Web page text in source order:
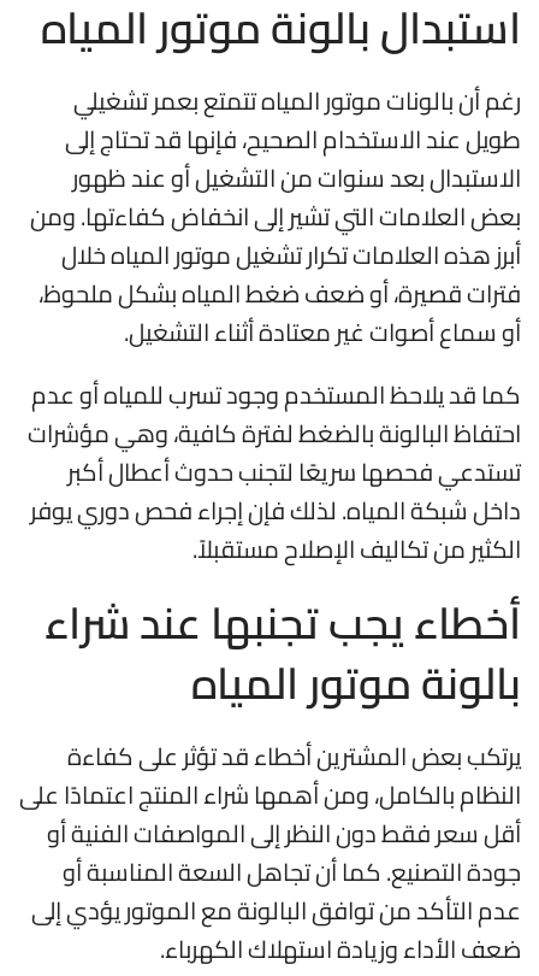
استبدال بالونة موتور المياه
رغم أن بالونات موتور المياه تتمتع بعمر تشغيلي
طويل عند الاستخدام الصحيح، فإنها قد تحتاج إلى
الاستبدال بعد سنوات من التشغيل أو عند ظهور
بعض العلامات التي تشير إلى انخفاض كفاءتها. ومن
أبرز هذه العلامات تكرار تشغيل موتور المياه خلال
فترات قصيرة، أو ضعف ضغط المياه بشكل ملحوظ،
أو سماع أصوات غير معتادة أثناء التشغيل.
كما قد يلاحظ المستخدم وجود تسرب للمياه أو عدم
احتفاظ البالونة بالضغط لفترة كافية، وهي مؤشرات
تستدعي فحصها سريعًا لتجنب حدوث أعطال أكبر
داخل شبكة المياه. لذلك فإن إجراء فحص دوري يوفر
الكثير من تكاليف الإصلاح مستقبلاً.
أخطاء يجب تجنبها عند شراء
بالونة موتور المياه
يرتكب بعض المشترين أخطاء قد تؤثر على كفاءة
النظام بالكامل، ومن أهمها شراء المنتج اعتمادًا على
أقل سعر فقط دون النظر إلى المواصفات الفنية أو
جودة التصنيع. كما أن تجاهل السعة المناسبة أو
عدم التأكد من توافق البالونة مع الموتور يؤدي إلى
ضعف الأداء وزيادة استهلاك الكهرباء.